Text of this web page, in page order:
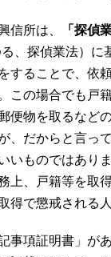
信所は、
「探偵
、探偵業法）に
することで、依
この場合でも戸
便物を取るなど
、だからと言っ
いものではあり
上、戸籍等を取
得で懲戒される
事項証明書」が